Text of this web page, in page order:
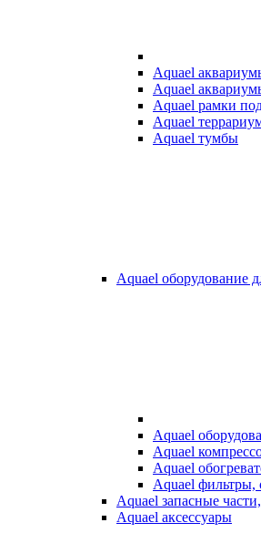
Aquael
Aquael
Aquael рамки
Aquael
Aquael тумбы
Aquael оборудование
Aquael
Aquael
Aquael
Aquael фильтры,
Aquael запасные
Aquael аксессуары